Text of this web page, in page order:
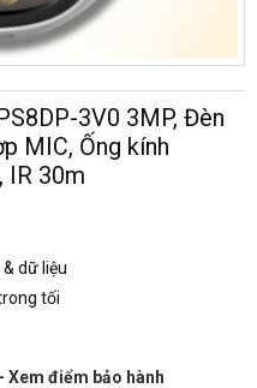
3V0 3MP, Đèn
MIC, Ống kính
IR 30m
dữ liệu
tối
Xem điểm bảo hành